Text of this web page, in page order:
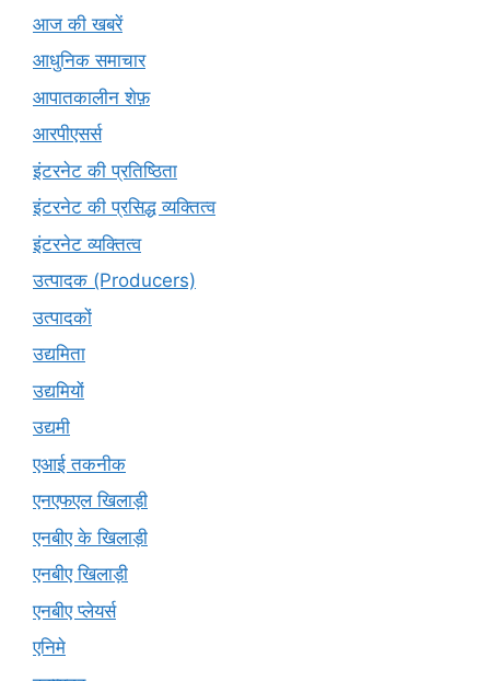
आज की खबरें
आधुनिक समाचार
आपातकालीन शेफ़
आरपीएसर्स
इंटरनेट की प्रतिष्ठिता
इंटरनेट की प्रसिद्ध व्यक्तित्व
इंटरनेट व्यक्तित्व
उत्पादक (Producers)
उत्पादकों
उद्यमिता
उद्यमियों
उद्यमी
एआई तकनीक
एनएफएल खिलाड़ी
एनबीए के खिलाड़ी
एनबीए खिलाड़ी
एनबीए प्लेयर्स
एनिमे